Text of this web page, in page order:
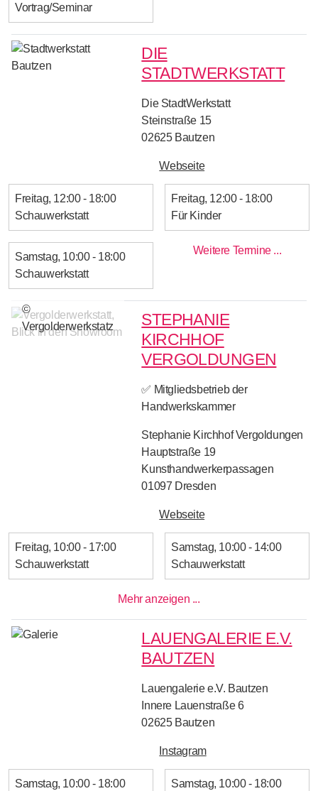
Vortrag/Seminar
DIE
STADTWERKSTATT
Die StadtWerkstatt
Steinstraße 15
02625 Bautzen
Webseite
Freitag 12:00 - 18:00
Schauwerkstatt
Freitag 12:00 - 18:00
Für Kinder
Samstag 10:00 - 18:00
Schauwerkstatt
Weitere Termine ...
©
Vergolderwerkstatz
STEPHANIE
KIRCHHOF
VERGOLDUNGEN
✅ Mitgliedsbetrieb der
Handwerkskammer
Stephanie Kirchhof Vergoldungen
Hauptstraße 19
Kunsthandwerkerpassagen
01097 Dresden
Webseite
Freitag 10:00 - 17:00
Schauwerkstatt
Samstag 10:00 - 14:00
Schauwerkstatt
Mehr anzeigen ...
LAUENGALERIE E.V.
BAUTZEN
Lauengalerie e.V. Bautzen
Innere Lauenstraße 6
02625 Bautzen
Instagram
Samstag 10:00 - 18:00 Samstag 10:00 - 18:00